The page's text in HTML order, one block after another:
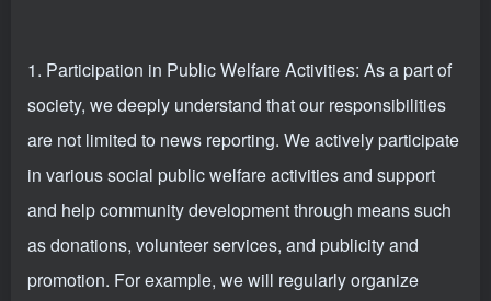
1. Participation in Public Welfare Activities: As a part of
society, we deeply understand that our responsibilities
are not limited to news reporting. We actively participate
in various social public welfare activities and support
and help community development through means such
as donations, volunteer services, and publicity and
promotion. For example, we will regularly organize